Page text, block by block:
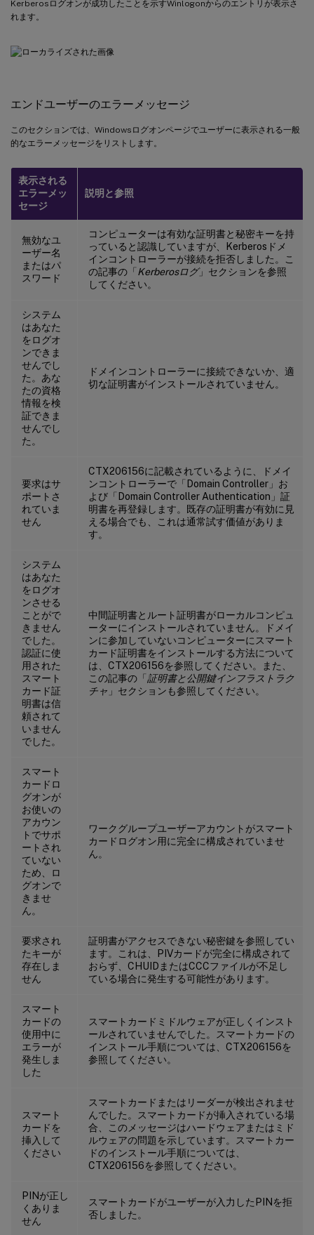
Kerberosログオンが成功したことを示すWinlogonからのエントリが表示さ
れます。
エンドユーザーのエラーメッセージ
このセクションでは、Windowsログオンページでユーザーに表示される一般
的なエラーメッセージをリストします。
表示される
エラーメッ
セージ
説明と参照
無効なユ
ーザー名
またはパ
スワード
コンピューターは有効な証明書と秘密キーを持
っていると認識していますが、Kerberosドメ
インコントローラーが接続を拒否しました。こ
の記事の「Kerberosログ」セクションを参照
してください。
システム
はあなた
をログオ
ンできま
せんでし
た。あな
たの資格
情報を検
証できま
せんでし
た。
ドメインコントローラーに接続できないか、適
切な証明書がインストールされていません。
要求はサ
ポートさ
れていま
せん
CTX206156に記載されているように、ドメイ
ンコントローラーで「Domain Controller」お
よび「Domain Controller Authentication」証
明書を再登録します。既存の証明書が有効に見
える場合でも、これは通常試す価値がありま
す。
システム
はあなた
をログオ
ンさせる
ことがで
きません
でした。
認証に使
用された
スマート
カード証
明書は信
頼されて
いません
でした。
中間証明書とルート証明書がローカルコンピュ
ーターにインストールされていません。ドメイ
ンに参加していないコンピューターにスマート
カード証明書をインストールする方法について
は、CTX206156を参照してください。また、
この記事の「証明書と公開鍵インフラストラク
チャ 」セクションも参照してください。
スマート
カードロ
グオンが
お使いの
アカウン
トでサポ
ートされ
ていない
ため、ロ
グオンで
きませ
ん。
ワークグループユーザーアカウントがスマート
カードログオン用に完全に構成されていませ
ん。
要求され
たキーが
存在しま
せん
証明書がアクセスできない秘密鍵を参照してい
ます。これは、PIVカードが完全に構成されて
おらず、CHUIDまたはCCCファイルが不足し
ている場合に発生する可能性があります。
スマート
カードの
使用中に
エラーが
発生しま
した
スマートカードミドルウェアが正しくインスト
ールされていませんでした。スマートカードの
インストール手順については、CTX206156を
参照してください。
スマート
カードを
挿入して
ください
スマートカードまたはリーダーが検出されませ
んでした。スマートカードが挿入されている場
合、このメッセージはハードウェアまたはミド
ルウェアの問題を示しています。スマートカー
ドのインストール手順については、
CTX206156を参照してください。
PINが正し
くありま
せん
スマートカードがユーザーが入力したPINを拒
否しました。